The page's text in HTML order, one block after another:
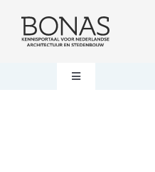
naar
BerichtenToggle